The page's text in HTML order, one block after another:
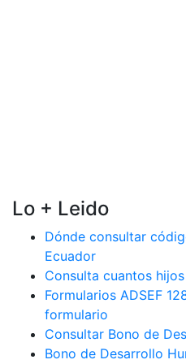
Lo + Leido
Dónde consultar
Ecuador
Consulta cuantos
Formularios ADSEF
formulario
Consultar Bono de
Bono de Desarrollo